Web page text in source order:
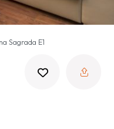
Sagrada E1